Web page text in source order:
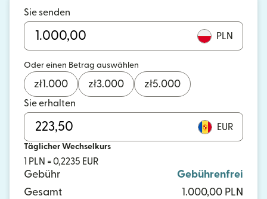
Sie senden
PLN
Oder einen Betrag auswählen
zł1.000 zł3.000 zł5.000
Sie erhalten
EUR
Täglicher Wechselkurs
1 PLN = 0,2235 EUR
Gebühr
Gebührenfrei
Gesamt
1.000,00 PLN